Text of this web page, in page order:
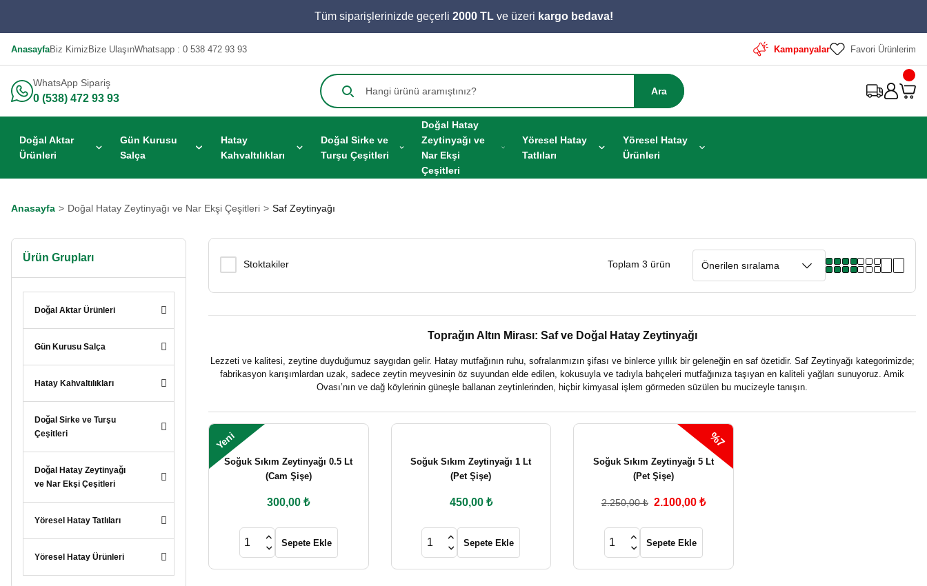
Tüm siparişlerinizde geçerli 2000 TLve üzeri kargo bedava!
AnasayfaBiz KimizBize UlaşınWhatsapp : 0 538 472 93 93 Kampanyalar Favori Ürünlerim
WhatsApp Sipariş
0 (538) 472 93 93
Ara
Doğal Aktar
Ürünleri
Gün Kurusu
Salça
Hatay
Kahvaltılıkları
Doğal Sirke ve
Turşu Çeşitleri
Doğal Hatay
Zeytinyağı ve
Nar Ekşi
Çeşitleri
Yöresel Hatay
Tatlıları
Yöresel Hatay
Ürünleri
Anasayfa Doğal Hatay Zeytinyağı ve Nar Ekşi Çeşitleri Saf Zeytinyağı
Ürün Grupları
Doğal Aktar Ürünleri
Gün Kurusu Salça
Hatay Kahvaltılıkları
Doğal Sirke ve Turşu
Çeşitleri
Doğal Hatay Zeytinyağı
ve Nar Ekşi Çeşitleri
Yöresel Hatay Tatlıları
Yöresel Hatay Ürünleri
Stoktakiler Toplam 3 ürün
Toprağın Altın Mirası: Saf ve Doğal Hatay Zeytinyağı
Lezzeti ve kalitesi, zeytine duyduğumuz saygıdan gelir. Hatay mutfağının ruhu, sofralarımızın şifası ve binlerce yıllık bir geleneğin en saf özetidir. Saf Zeytinyağı kategorimizde;
fabrikasyon karışımlardan uzak, sadece zeytin meyvesinin öz suyundan elde edilen, kokusuyla ve tadıyla bahçeleri mutfağınıza taşıyan en kaliteli yağları sunuyoruz. Amik
Ovası’nın ve dağ köylerinin güneşle ballanan zeytinlerinden, hiçbir kimyasal işlem görmeden süzülen bu mucizeyle tanışın.
Yeni
Soğuk Sıkım Zeytinyağı 0.5 Lt
(Cam Şişe)
300,00 ₺
Sepete Ekle
Soğuk Sıkım Zeytinyağı 1 Lt
(Pet Şişe)
450,00 ₺
Sepete Ekle
%7
Soğuk Sıkım Zeytinyağı 5 Lt
(Pet Şişe)
2.250,00 ₺ 2.100,00 ₺
Sepete Ekle